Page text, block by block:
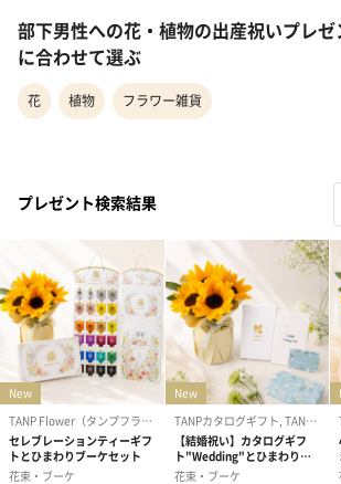
部下男性への花・植物の出産祝いプレ
に合わせて選ぶ
花 植物 フラワー雑貨
プレゼント検索結果